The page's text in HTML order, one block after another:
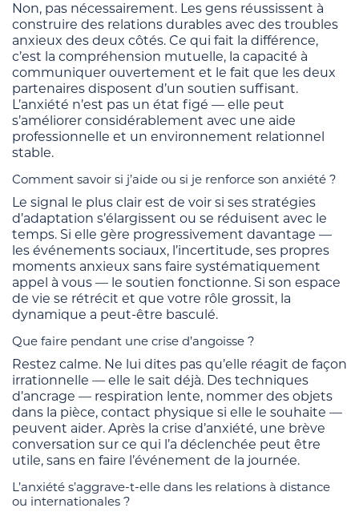
Non, pas nécessairement. Les gens réussissent à
construire des relations durables avec des troubles
anxieux des deux côtés. Ce qui fait la différence,
c’est la compréhension mutuelle, la capacité à
communiquer ouvertement et le fait que les deux
partenaires disposent d’un soutien suffisant.
L’anxiété n’est pas un état figé — elle peut
s’améliorer considérablement avec une aide
professionnelle et un environnement relationnel
stable.
Comment savoir si j’aide ou si je renforce son anxiété ?
Le signal le plus clair est de voir si ses stratégies
d’adaptation s’élargissent ou se réduisent avec le
temps. Si elle gère progressivement davantage —
les événements sociaux, l’incertitude, ses propres
moments anxieux sans faire systématiquement
appel à vous — le soutien fonctionne. Si son espace
de vie se rétrécit et que votre rôle grossit, la
dynamique a peut-être basculé.
Que faire pendant une crise d’angoisse ?
Restez calme. Ne lui dites pas qu’elle réagit de façon
irrationnelle — elle le sait déjà. Des techniques
d’ancrage — respiration lente, nommer des objets
dans la pièce, contact physique si elle le souhaite —
peuvent aider. Après la crise d’anxiété, une brève
conversation sur ce qui l’a déclenchée peut être
utile, sans en faire l’événement de la journée.
L’anxiété s’aggrave-t-elle dans les relations à distance
ou internationales ?